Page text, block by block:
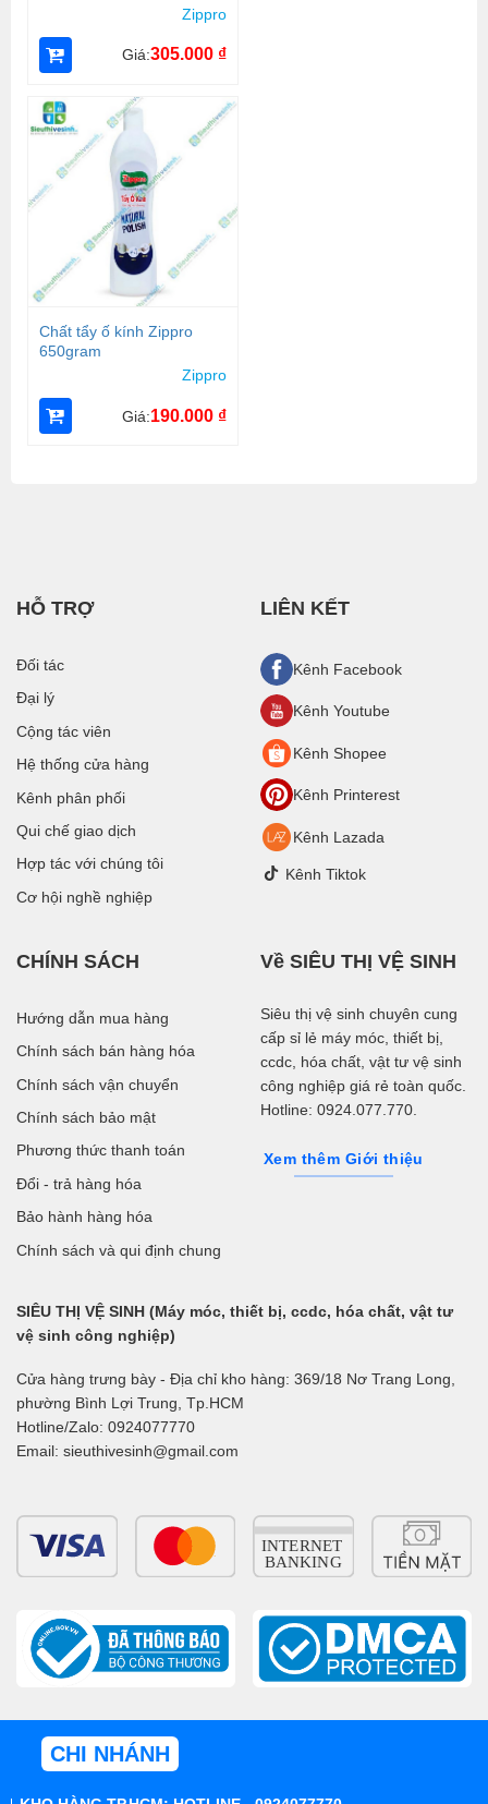
Zippro
Giá:305.000 ₫
Chất tẩy ố kính Zippro
650gram
Zippro
Giá:190.000 ₫
HỖ TRỢ
Đối tác
Đại lý
Cộng tác viên
Hệ thống cửa hàng
Kênh phân phối
Qui chế giao dịch
Hợp tác với chúng tôi
Cơ hội nghề nghiệp
LIÊN KẾT
Kênh Facebook
Kênh Youtube
Kênh Shopee
Kênh Printerest
Kênh Lazada
Kênh Tiktok
CHÍNH SÁCH
Hướng dẫn mua hàng
Chính sách bán hàng hóa
Chính sách vận chuyển
Chính sách bảo mật
Phương thức thanh toán
Đổi - trả hàng hóa
Bảo hành hàng hóa
Chính sách và qui định chung
Về SIÊU THỊ VỆ SINH
Siêu thị vệ sinh chuyên cung
cấp sỉ lẻ máy móc, thiết bị,
ccdc, hóa chất, vật tư vệ sinh
công nghiệp giá rẻ toàn quốc.
Hotline: 0924.077.770.
Xem thêm Giới thiệu
SIÊU THỊ VỆ SINH (Máy móc, thiết bị, ccdc, hóa chất, vật tư
vệ sinh công nghiệp)
Cửa hàng trưng bày - Địa chỉ kho hàng: 369/18 Nơ Trang Long,
phường Bình Lợi Trung, Tp.HCM
Hotline/Zalo: 0924077770
Email: sieuthivesinh@gmail.com
CHI NHÁNH